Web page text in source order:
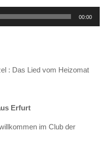
00:00
: Das Lied vom Heizomat
Erfurt
im Club der